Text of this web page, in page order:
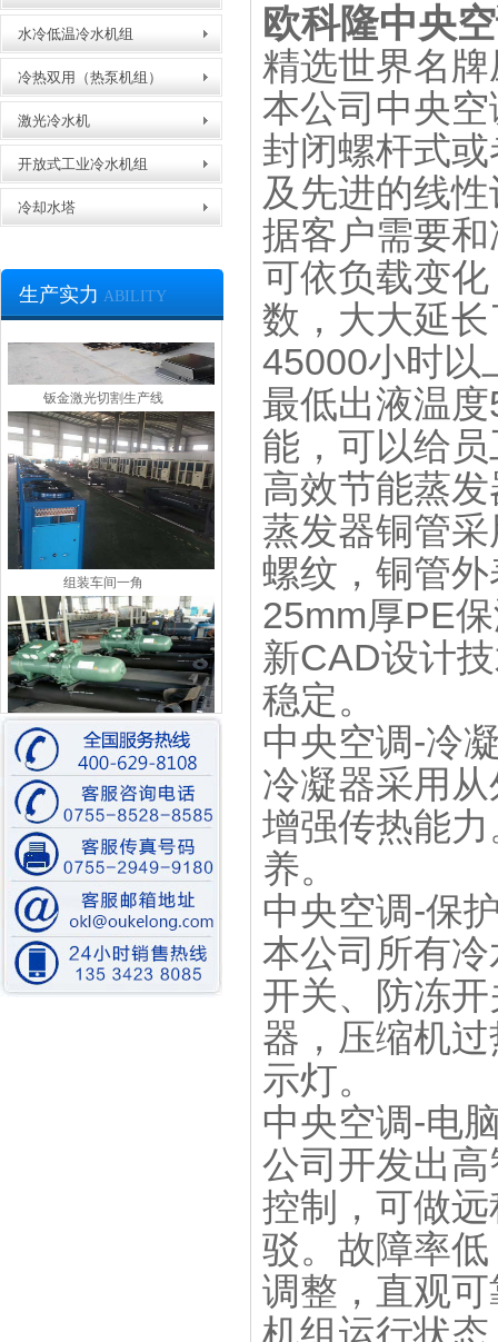
水冷低温冷水机组
冷热双用（热泵机组）
激光冷水机
开放式工业冷水机组
冷却水塔
生产实力 ABILITY
冷凝器生产车间
钣金激光切割生产线
组装车间一角
比泽尔水冷螺杆机装配中
低温水冷螺杆式冷冻机
欧科隆中央
精选世界名
本公司中央
封闭螺杆式
及先进的线
据客户需要
可依负载变
数，大大延
45000小时以
最低出液温
能，可以给
高效节能蒸
蒸发器铜管
螺纹，铜管
25mm厚PE
新CAD设计
稳定。
中央空调-冷
冷凝器采用
增强传热能
养。
中央空调-保
本公司所有
开关、防冻
器，压缩机
示灯。
中央空调-电
公司开发出
控制，可做
驳。故障率
调整，直观
机组运行状